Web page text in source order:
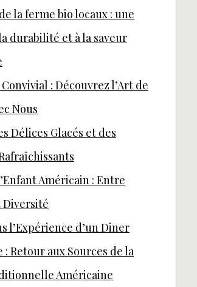
la ferme bio locaux : une
durabilité et à la saveur
: Découvrez l’Art de
Nous
Délices Glacés et des
Américain : Entre
l’Expérience d’un Diner
Retour aux Sources de la
Américaine